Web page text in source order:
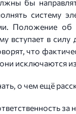
бы
систему
Положение об
вступает в
что
исключаются
о чем ещё